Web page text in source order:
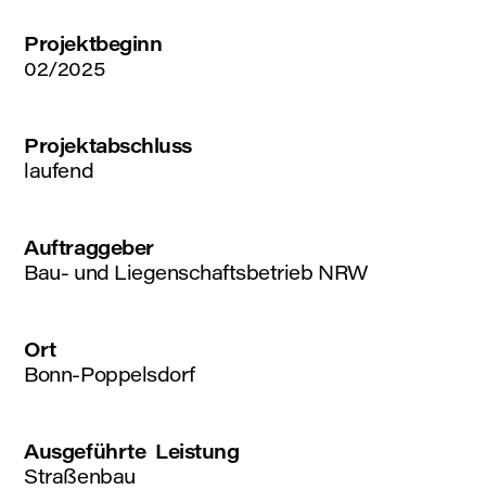
Projektbeginn
02/2025
Projektabschluss
laufend
Auftraggeber
Bau- und Liegenschaftsbetrieb NRW
Ort
Bonn-Poppelsdorf
Ausgeführte Leistung
Straßenbau